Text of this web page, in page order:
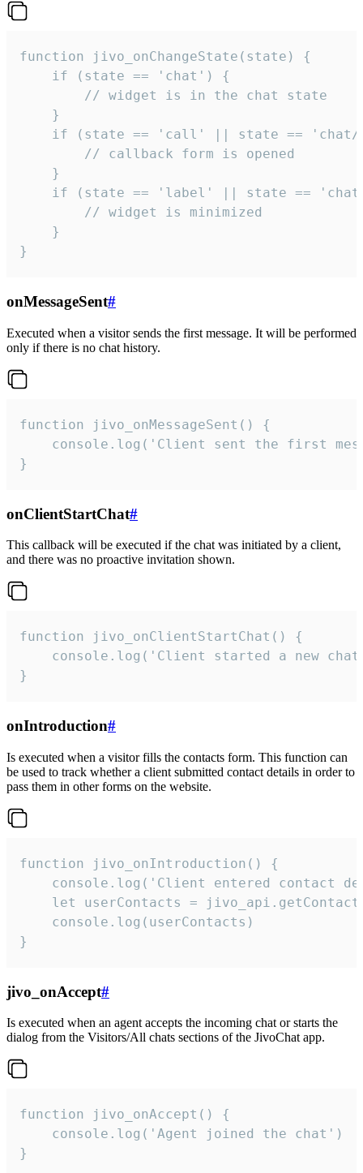
function jivo_onChangeState(state) {
    if (state == 'chat') {
        // widget is in the chat state
    }
if (state == 'call' || state ==
        // callback form is opened
    }
if (state == 'label' || state ==
        // widget is minimized
    }
}
onMessageSent#
Executed when a visitor sends the first message. It will be performed
only if there is no chat history.
function jivo_onMessageSent() {
console.log('Client sent the first
}
onClientStartChat#
This callback will be executed if the chat was initiated by a client,
and there was no proactive invitation shown.
function jivo_onClientStartChat() {
console.log('Client started a new
}
onIntroduction#
Is executed when a visitor fills the contacts form. This function can
be used to track whether a client submitted contact details in order to
pass them in other forms on the website.
function jivo_onIntroduction() {
console.log('Client entered contact
let userContacts =
    console.log(userContacts)
}
jivo_onAccept#
Is executed when an agent accepts the incoming chat or starts the
dialog from the Visitors/All chats sections of the JivoChat app.
function jivo_onAccept() {
}